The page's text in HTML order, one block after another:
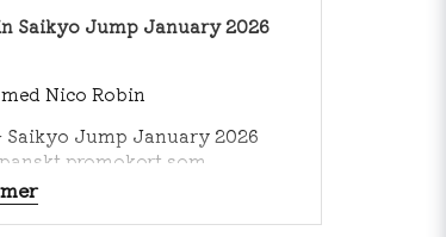
Saikyo Jump January 2026
Nico Robin
Saikyo Jump January 2026
promokort som
Saikyo Jump i januari 2026.
set och har därför snabbt